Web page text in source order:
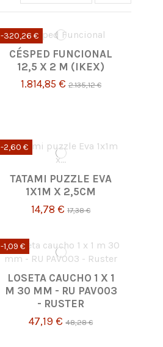
-320,26 €
CÉSPED FUNCIONAL
12,5 X 2 M (IKEX)
1.814,85 €2.135,12 €
-2,60 €
TATAMI PUZZLE EVA
1X1M X 2,5CM
14,78 €17,38 €
-1,09 €
LOSETA CAUCHO 1 X 1
M 30 MM - RU PAV003
- RUSTER
47,19 €48,28 €